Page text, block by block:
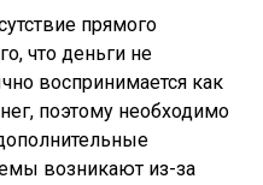
прямого
что деньги не
воспринимается как
поэтому необходимо
возникают из-за